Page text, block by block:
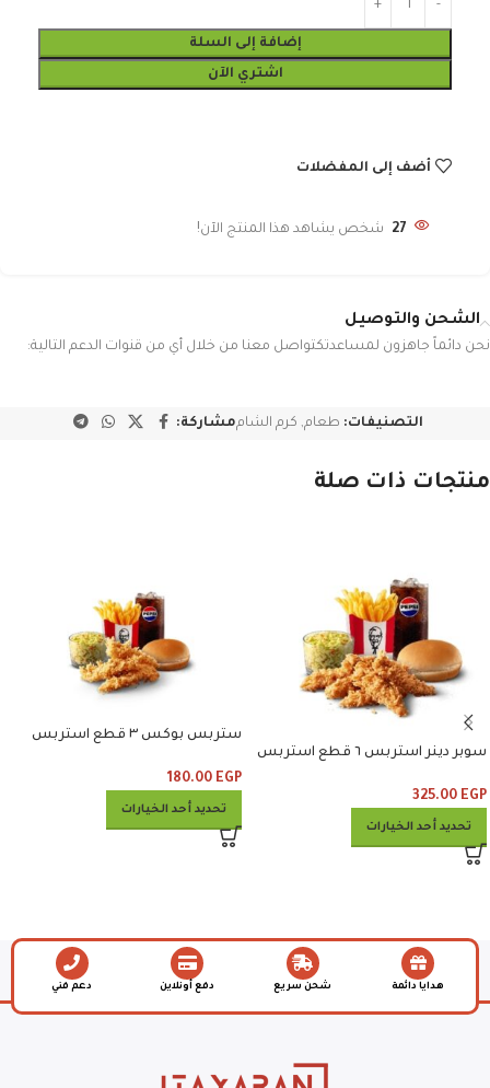
إضافة إلى السلة
اشتري الآن
أضف إلى المفضلات
27 شخص يشاهد هذا المنتج الآن!
الشحن والتوصيل
نحن دائماً جاهزون لمساعدتكتواصل معنا من خلال أي من قنوات الدعم التالية:
التصنيفات: طعام, كرم الشاممشاركة:
منتجات ذات صلة
سوبر دينر استربس ٦ قطع استربس
325.00 EGP
تحديد أحد الخيارات
ستربس بوكس ٣ قطع استربس
180.00 EGP
تحديد أحد الخيارات
هدايا دائمة شحن سريع دفع أونلاين دعم فني